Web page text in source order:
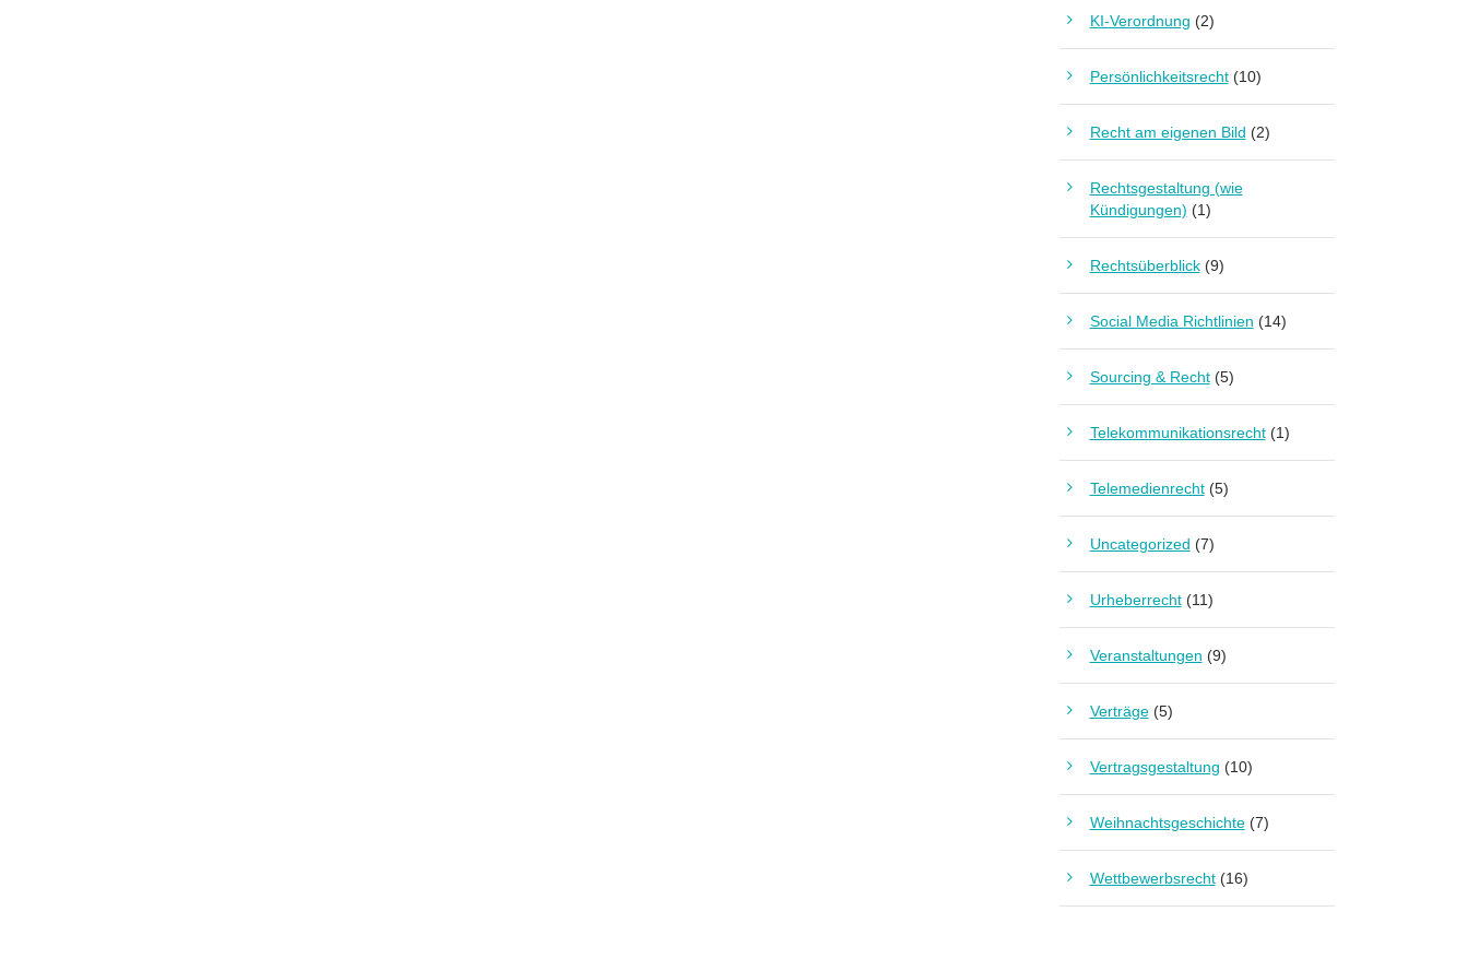
KI-Verordnung (2)
Persönlichkeitsrecht(10)
Recht am eigenen Bild (2)
Rechtsgestaltung (wie
Kündigungen) (1)
Rechtsüberblick(9)
Social Media Richtlinien (14)
Sourcing & Recht(5)
Telekommunikationsrecht(1)
Telemedienrecht(5)
Uncategorized (7)
Urheberrecht(11)
Veranstaltungen (9)
Verträge(5)
Vertragsgestaltung (10)
Weihnachtsgeschichte(7)
Wettbewerbsrecht(16)